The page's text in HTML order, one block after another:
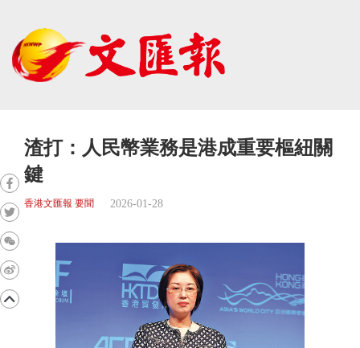
渣打：人民幣業務是港成重要樞紐關
鍵
香港文匯報 要聞 2026-01-28